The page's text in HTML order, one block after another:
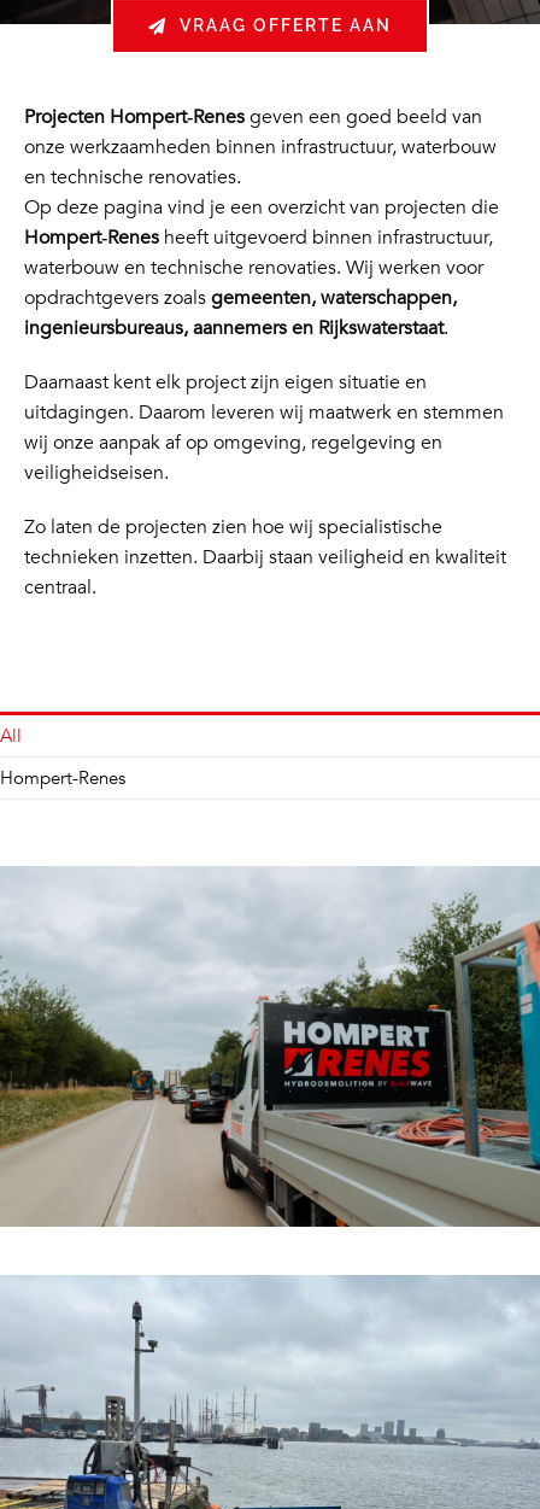
VRAAG OFFERTE AAN
Projecten Hompert‑Renesgeven een goed beeld van
onze werkzaamheden binnen infrastructuur, waterbouw
en technische renovaties.
Op deze pagina vind je een overzicht van projecten die
Hompert‑Renesheeft uitgevoerd binnen infrastructuur,
waterbouw en technische renovaties. Wij werken voor
opdrachtgevers zoalsgemeenten, waterschappen,
ingenieursbureaus, aannemers en Rijkswaterstaat.
Daarnaast kent elk project zijn eigen situatie en
uitdagingen. Daarom leveren wij maatwerk en stemmen
wij onze aanpak af op omgeving, regelgeving en
veiligheidseisen.
Zo laten de projecten zien hoe wij specialistische
technieken inzetten. Daarbij staan veiligheid en kwaliteit
centraal.
All
Hompert-Renes